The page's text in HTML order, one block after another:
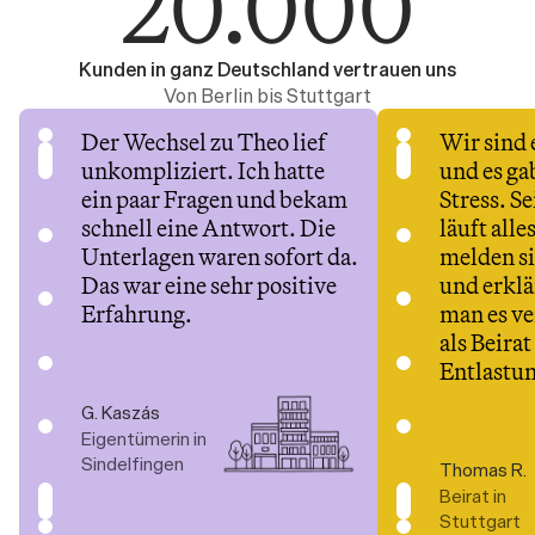
Kunden in ganz Deutschland vertrauen uns
Von Berlin bis Stuttgart
Der Wechsel zu Theo lief
unkompliziert. Ich hatte
ein paar Fragen und bekam
schnell eine Antwort. Die
Unterlagen waren sofort da.
Das war eine sehr positive
Erfahrung.
G. Kaszás
Eigentümerin in
Sindelfingen
Wir sind
und es
Stress.
läuft
melden
und
man es
als
Thomas R.
Beirat in
Stuttgart